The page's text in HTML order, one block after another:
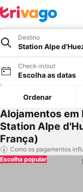
Destino
Station Alpe
Check-in/out
Escolha as datas
Ordenar
Alojamentos em
Station Alpe
França)
Como os pagamentos
Escolha popular